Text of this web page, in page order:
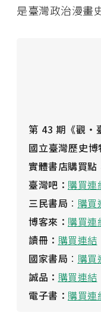
是臺灣政治漫畫
第 43 期《觀・
國立臺灣歷史
實體書店購買點
臺灣吧： 購買連
三民書局 ： 購買
博客來： 購買連
讀冊： 購買連結
國家書局 ： 購買
誠品： 購買連結
電子書： 購買連